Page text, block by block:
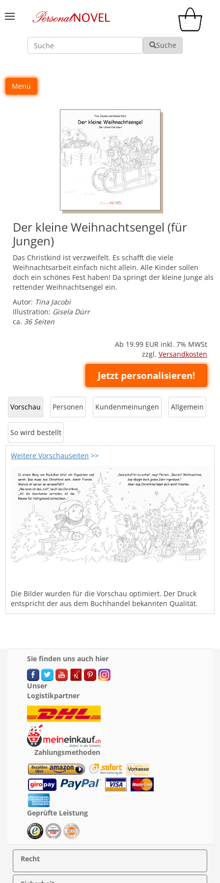
Suche Suche
Menü
Der kleine Weihnachtsengel (für
Jungen)
Das Christkind ist verzweifelt. Es schafft die viele
Weihnachtsarbeit einfach nicht allein. Alle Kinder sollen
doch ein schönes Fest haben! Da springt der kleine Junge als
rettender Weihnachtsengel ein.
Autor: Tina Jacobi
Illustration: Gisela Dürr
ca.36 Seiten
Ab 19.99 EUR inkl. 7% MWSt
zzgl. Versandkosten
Jetzt personalisieren!
Vorschau Personen Kundenmeinungen Allgemein
So wird bestellt
Weitere Vorschauseiten >>
Die Bilder wurden für die Vorschau optimiert. Der Druck
entspricht der aus dem Buchhandel bekannten Qualität.
Sie finden uns auch hier
Unser
Logistikpartner
Zahlungsmethoden
Geprüfte Leistung
Recht